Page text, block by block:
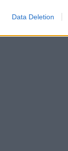
Data Deletion